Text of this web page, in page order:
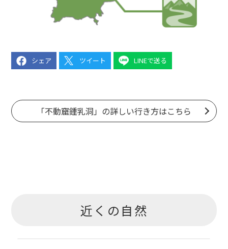
シェア ツイート LINEで送る
「不動窟鍾乳洞」の詳しい行き方はこちら
近くの自然